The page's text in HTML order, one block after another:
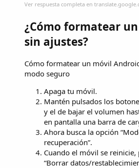
Ver respuesta completa en
¿Cómo formatear
sin ajustes?
Cómo formatear un móvil
modo seguro
Apaga tu móvil.
Mantén pulsados los
y el de bajar el volumen
en pantalla una barra de
Ahora busca la opción
recuperación”.
Cuando el móvil se reinicie,
“Borrar datos/